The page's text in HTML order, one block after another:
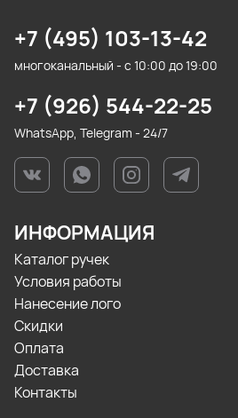
+7 (495) 103-13-42
многоканальный - с 10:00 до 19:00
+7 (926) 544-22-25
WhatsApp, Telegram - 24/7
ИНФОРМАЦИЯ
Каталог ручек
Условия работы
Нанесение лого
Скидки
Оплата
Доставка
Контакты